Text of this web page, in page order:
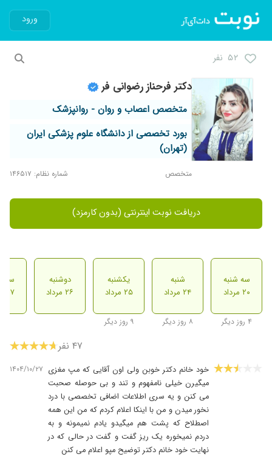
ورود
۵۲ نفر
دکتر فرحناز رضوانی فر
متخصص اعصاب و روان - روانپزشک
بورد تخصصی از دانشگاه علوم پزشکی ایران
(تهران)
متخصص شماره نظام: ۱۴۶۵۱۷
دریافت نوبت اینترنتی (بدون کارمزد)
سه شنبه
۲۰ مرداد
۴ روز دیگر
شنبه
۲۴ مرداد
۸ روز دیگر
یکشنبه
۲۵ مرداد
۹ روز دیگر
دوشنبه
۲۶ مرداد
سه
۲۷ مرداد
۴۷ نفر
خود خانم دکتر خوبن ولی اون آقایی که مپ مغزی
میگیرن خیلی نامفهوم و تند و بی حوصله صحبت
می کنن و یه سری اطلاعات اضافی تخصصی با درد
نخور میدن و من با اینکا اعلام کردم که من این همه
اصطلاح که پشت هم میگیدو یادم نمیمونه و به
دردم نمیخوره یک ریز گفت و گفت در حالی که در
نهایت خود خانم دکتر توضیح مپو اعلام می کنن
۱۴۰۴/۱۰/۲۷